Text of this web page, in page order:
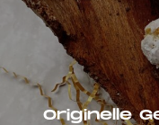
Originelle